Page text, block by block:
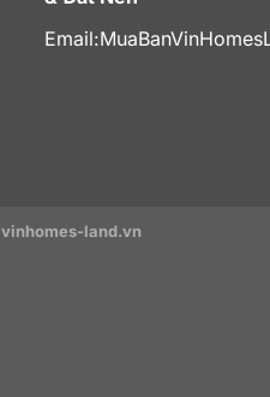
Email:
vinhomes-land.vn